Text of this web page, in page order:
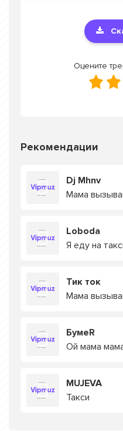
Оцените
Рекомендации
Dj Mhnv
Мама
Loboda
Я еду на
Тик ток
Мама
БумеR
Ой мама
MUJEVA
Такси